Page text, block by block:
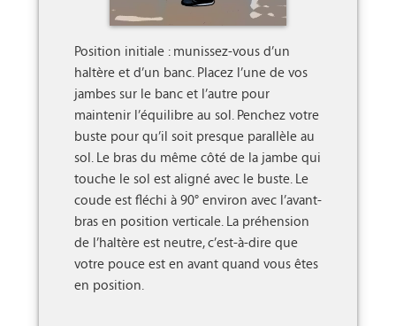
Position initiale : munissez-vous d’un
haltère et d’un banc. Placez l’une de vos
jambes sur le banc et l’autre pour
maintenir l’équilibre au sol. Penchez votre
buste pour qu’il soit presque parallèle au
sol. Le bras du même côté de la jambe qui
touche le sol est aligné avec le buste. Le
coude est fléchi à 90° environ avec l’avant-
bras en position verticale. La préhension
de l’haltère est neutre, c’est-à-dire que
votre pouce est en avant quand vous êtes
en position.